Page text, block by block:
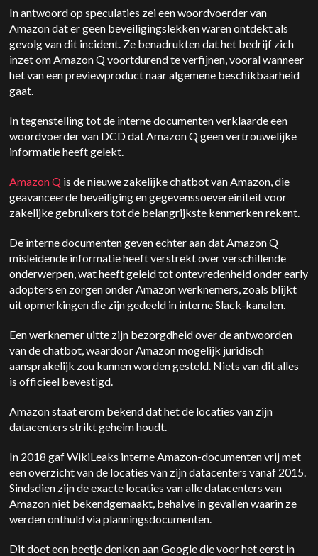
In antwoord op speculaties zei een woordvoerder van
Amazon dat er geen beveiligingslekken waren ontdekt als
gevolg van dit incident. Ze benadrukten dat het bedrijf zich
inzet om Amazon Q voortdurend te verfijnen, vooral wanneer
het van een previewproduct naar algemene beschikbaarheid
gaat.
In tegenstelling tot de interne documenten verklaarde een
woordvoerder van DCD dat Amazon Q geen vertrouwelijke
informatie heeft gelekt.
Amazon Q is de nieuwe zakelijke chatbot van Amazon, die
geavanceerde beveiliging en gegevenssoevereiniteit voor
zakelijke gebruikers tot de belangrijkste kenmerken rekent.
De interne documenten geven echter aan dat Amazon Q
misleidende informatie heeft verstrekt over verschillende
onderwerpen, wat heeft geleid tot ontevredenheid onder early
adopters en zorgen onder Amazon werknemers, zoals blijkt
uit opmerkingen die zijn gedeeld in interne Slack-kanalen.
Een werknemer uitte zijn bezorgdheid over de antwoorden
van de chatbot, waardoor Amazon mogelijk juridisch
aansprakelijk zou kunnen worden gesteld. Niets van dit alles
is officieel bevestigd.
Amazon staat erom bekend dat het de locaties van zijn
datacenters strikt geheim houdt.
In 2018 gaf WikiLeaks interne Amazon-documenten vrij met
een overzicht van de locaties van zijn datacenters vanaf 2015.
Sindsdien zijn de exacte locaties van alle datacenters van
Amazon niet bekendgemaakt, behalve in gevallen waarin ze
werden onthuld via planningsdocumenten.
Dit doet een beetje denken aan Google die voor het eerst in